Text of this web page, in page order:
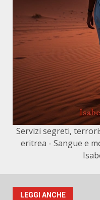
Servizi segreti,
eritrea - Sangue e
LEGGI ANCHE